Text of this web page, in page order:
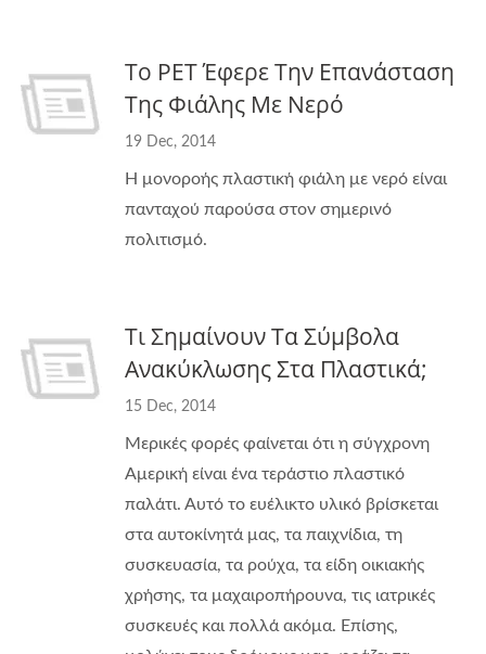
Το PET Έφερε Την Επανάσταση
Της Φιάλης Με Νερό
19 Dec, 2014
Η μονοροής πλαστική φιάλη με νερό είναι
πανταχού παρούσα στον σημερινό
πολιτισμό.
Τι Σημαίνουν Τα Σύμβολα
Ανακύκλωσης Στα Πλαστικά;
15 Dec, 2014
Μερικές φορές φαίνεται ότι η σύγχρονη
Αμερική είναι ένα τεράστιο πλαστικό
παλάτι. Αυτό το ευέλικτο υλικό βρίσκεται
στα αυτοκίνητά μας, τα παιχνίδια, τη
συσκευασία, τα ρούχα, τα είδη οικιακής
χρήσης, τα μαχαιροπήρουνα, τις ιατρικές
συσκευές και πολλά ακόμα. Επίσης,